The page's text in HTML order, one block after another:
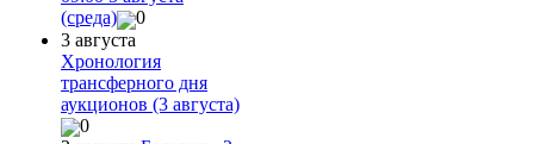
(среда)
0
3 августа
Хронология
трансферного дня
аукционов (3 августа)
0